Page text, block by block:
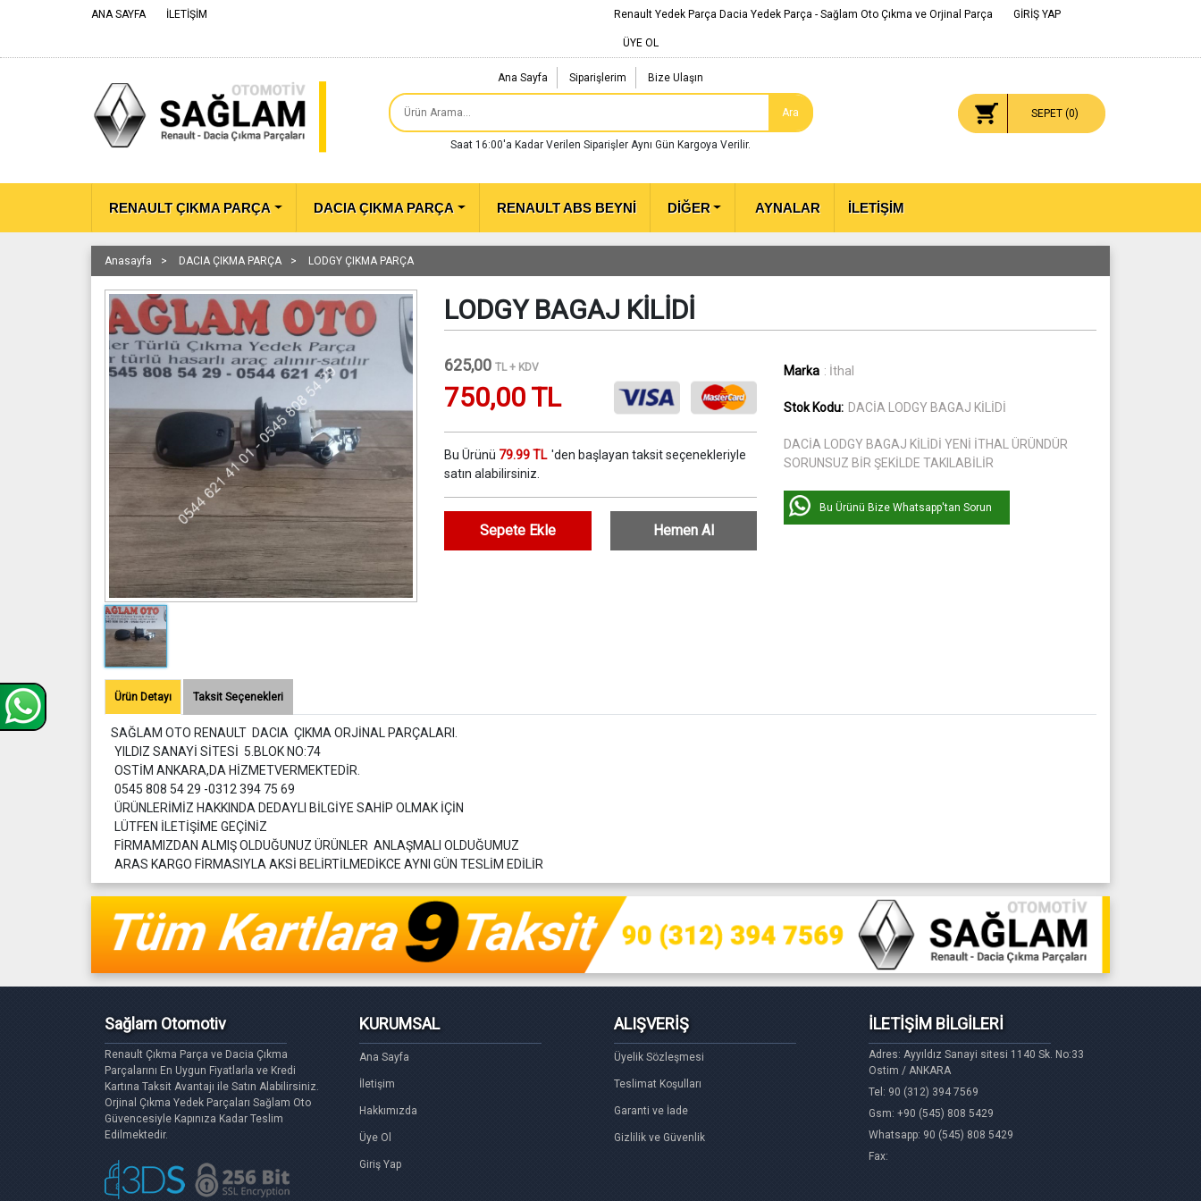
ANA SAYFA İLETİŞİM Renault Yedek Parça Dacia Yedek Parça - Sağlam Oto Çıkma ve Orjinal Parça GİRİŞ YAP
ÜYE OL
Ana Sayfa Siparişlerim Bize Ulaşın
Ara
Saat 16:00'a Kadar Verilen Siparişler Aynı Gün Kargoya Verilir.
SEPET (0)
RENAULT ÇIKMA PARÇA DACIA ÇIKMA PARÇA RENAULT ABS BEYNİ DİĞER AYNALAR İLETİŞİM
Anasayfa DACIA ÇIKMA PARÇA LODGY ÇIKMA PARÇA
LODGY BAGAJ KİLİDİ
625,00 TL + KDV
750,00 TL
Bu Ürünü 79.99 TL 'den başlayan taksit seçenekleriyle
satın alabilirsiniz.
Sepete Ekle Hemen Al
Marka : İthal
Stok Kodu: DACİA LODGY BAGAJ KİLİDİ
DACİA LODGY BAGAJ KİLİDİ YENİ İTHAL ÜRÜNDÜR
SORUNSUZ BİR ŞEKİLDE TAKILABİLİR
Bu Ürünü Bize Whatsapp'tan Sorun
Ürün Detayı Taksit Seçenekleri
SAĞLAM OTO RENAULT DACIA ÇIKMA ORJİNAL PARÇALARI.
YILDIZ SANAYİ SİTESİ 5.BLOK NO:74
OSTİM ANKARA,DA HİZMETVERMEKTEDİR.
0545 808 54 29 -0312 394 75 69
ÜRÜNLERİMİZ HAKKINDA DEDAYLI BİLGİYE SAHİP OLMAK İÇİN
LÜTFEN İLETİŞİME GEÇİNİZ
FİRMAMIZDAN ALMIŞ OLDUĞUNUZ ÜRÜNLER ANLAŞMALI OLDUĞUMUZ
ARAS KARGO FİRMASIYLA AKSİ BELİRTİLMEDİKCE AYNI GÜN TESLİM EDİLİR
Sağlam Otomotiv
Renault Çıkma Parça ve Dacia Çıkma
Parçalarını En Uygun Fiyatlarla ve Kredi
Kartına Taksit Avantajı ile Satın Alabilirsiniz.
Orjinal Çıkma Yedek Parçaları Sağlam Oto
Güvencesiyle Kapınıza Kadar Teslim
Edilmektedir.
KURUMSAL
Ana Sayfa
İletişim
Hakkımızda
Üye Ol
Giriş Yap
ALIŞVERİŞ
Üyelik Sözleşmesi
Teslimat Koşulları
Garanti ve İade
Gizlilik ve Güvenlik
İLETİŞİM BİLGİLERİ
Adres: Ayyıldız Sanayi sitesi 1140 Sk. No:33
Ostim / ANKARA
Tel: 90 (312) 394 7569
Gsm: +90 (545) 808 5429
Whatsapp: 90 (545) 808 5429
Fax: